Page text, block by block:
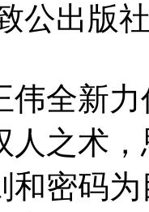
公出版
伟全新
人之术
和密码